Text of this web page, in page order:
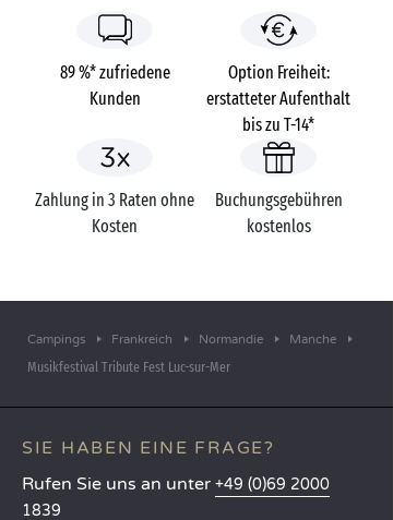
89 %* zufriedene
Kunden
Option Freiheit:
erstatteter Aufenthalt
bis zu T-14*
Zahlung in 3 Raten ohne
Kosten
Buchungsgebühren
kostenlos
Campings Frankreich Normandie Manche
Musikfestival Tribute Fest Luc-sur-Mer
SIE HABEN EINE FRAGE?
Rufen Sie uns an unter +49 (0)69 2000
1839